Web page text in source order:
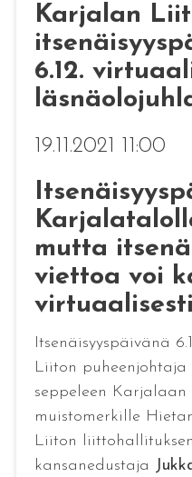
Karjalan
6.12.
19.11.2021 11:00
mutta
viettoa voi
Itsenäisyyspäivänä
Liiton puheenjohtaja
seppeleen
muistomerkille
Liiton
kansanedustaja